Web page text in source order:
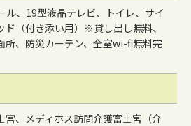
ル、19型液晶テレビ、トイレ、サイ
ド（付き添い用）※貸し出し無料、
所、防災カーテン、全室wi-fi無料完
宮、メディホス訪問介護富士宮（介